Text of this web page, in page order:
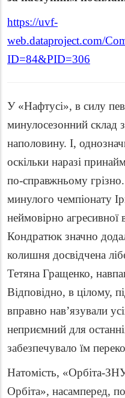
https://uvf-
web.dataproject.com/
ID=84&PID=306
У «Нафтусі», в силу
минулосезонний склад
наполовину. І,
оскільки наразі
по-справжньому
минулого чемпіонату
неймовірно агресивної
Кондратюк значно
колишня досвідчена
Тетяна Гращенко,
Відповідно, в цілому,
вправно нав’язували
неприємний для
забезпечувало їм
Натомість,
Орбіта», насамперед,